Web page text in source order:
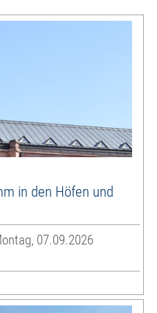
in den Höfen und
07.09.2026